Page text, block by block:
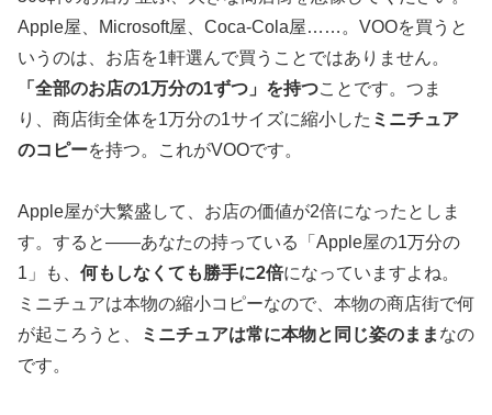
Apple屋、Microsoft屋、Coca-Cola屋……。VOOを買うと
いうのは、お店を1軒選んで買うことではありません。
「全部のお店の1万分の1ずつ」を持つことです。つま
り、商店街全体を1万分の1サイズに縮小した ミニチュア
のコピーを持つ。これがVOOです。
Apple屋が大繁盛して、お店の価値が2倍になったとしま
す。すると——あなたの持っている「Apple屋の1万分の
1」も、 何もしなくても勝手に2倍になっていますよね。
ミニチュアは本物の縮小コピーなので、本物の商店街で何
が起ころうと、
ミニチュアは常に本物と同じ姿のままなの
です。